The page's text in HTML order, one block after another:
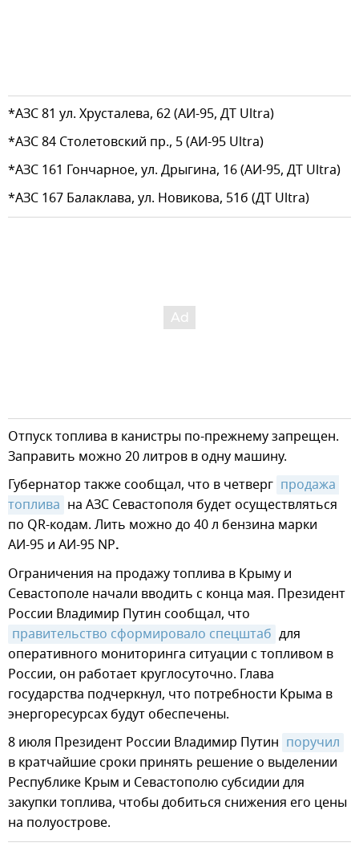
*АЗС 81 ул. Хрусталева, 62 (АИ-95, ДТ Ultra)
*АЗС 84 Столетовский пр., 5 (АИ-95 Ultra)
*АЗС 161 Гончарное, ул. Дрыгина, 16 (АИ-95, ДТ Ultra)
*АЗС 167 Балаклава, ул. Новикова, 51б (ДТ Ultra)
Отпуск топлива в канистры по-прежнему запрещен.
Заправить можно 20 литров в одну машину.
Губернатор также сообщал, что в четверг продажа
топлива на АЗС Севастополя будет осуществляться
по QR-кодам. Лить можно до 40 л бензина марки
АИ-95 и АИ-95 NP.
Ограничения на продажу топлива в Крыму и
Севастополе начали вводить с конца мая. Президент
России Владимир Путин сообщал, что
правительство сформировало спецштаб для
оперативного мониторинга ситуации с топливом в
России, он работает круглосуточно. Глава
государства подчеркнул, что потребности Крыма в
энергоресурсах будут обеспечены.
8 июля Президент России Владимир Путин поручил
в кратчайшие сроки принять решение о выделении
Республике Крым и Севастополю субсидии для
закупки топлива, чтобы добиться снижения его цены
на полуострове.